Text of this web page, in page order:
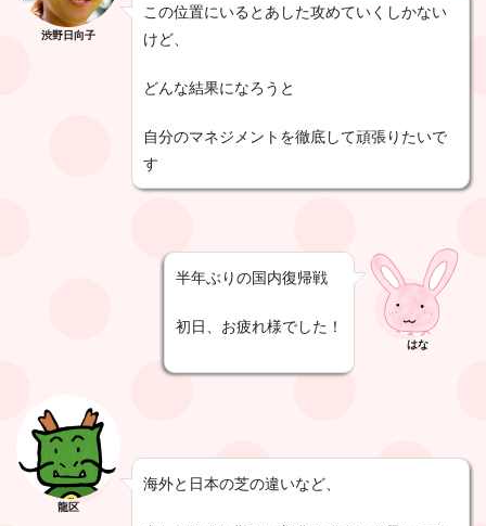
渋野日向子
この位置にいるとあした攻めていくしかない
けど、
どんな結果になろうと
自分のマネジメントを徹底して頑張りたいで
す
半年ぶりの国内復帰戦
初日、お疲れ様でした！
はな
龍区
海外と日本の芝の違いなど、